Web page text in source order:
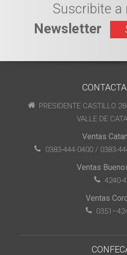
Suscribite a
Newsletter
PRESIDENTE CASTILLO
VALLE DE
Ventas
0383-444-0400 / 0383-
Ventas
4240-
Ventas